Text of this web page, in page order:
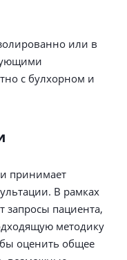
или в
с булхорном и
принимает
В рамках
запросы пациента,
методику
оценить общее